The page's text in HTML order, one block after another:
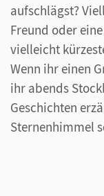
aufschlägst?
Freund oder
vielleicht
Wenn ihr einen
ihr abends
Geschichten
Sternenhimmel